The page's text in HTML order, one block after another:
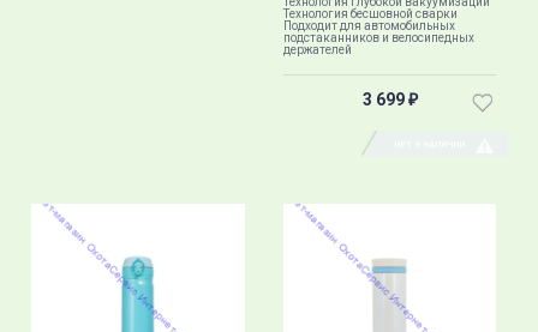
Технология бесшовной сварки
Подходит для автомобильных
подстаканников и велосипедных
держателей
3 699 ₽